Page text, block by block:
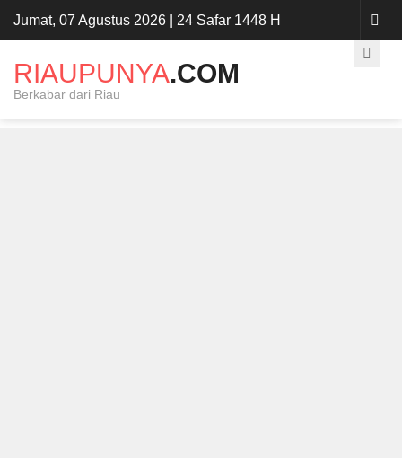
Jumat, 07 Agustus 2026 | 24 Safar 1448 H
RIAUPUNYA.COM
Berkabar dari Riau